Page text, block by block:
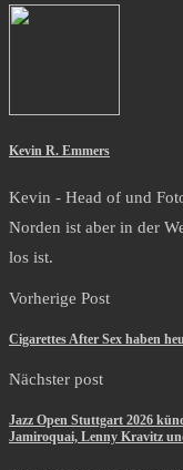
Kevin R. Emmers
Kevin - Head of und
Norden ist aber in der
los ist.
Vorherige Post
Cigarettes After Sex haben
Nächster post
Jazz Open Stuttgart 2026
Jamiroquai, Lenny Kravitz